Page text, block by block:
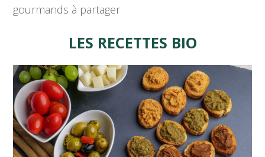
gourmands à partager
LES RECETTES BIO